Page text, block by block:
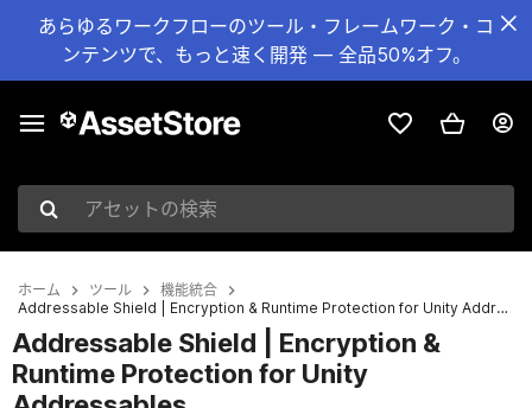
あらゆるワークフローのツール・フレームワーク・コ
ンテンツで、もっと速く開発 — 全品50%オフ。
アセットの検索
ホーム ツール
機能統合
Addressable Shield | Encryption & Runtime Protection for Unity Addressables
Addressable Shield | Encryption &
Runtime Protection for Unity